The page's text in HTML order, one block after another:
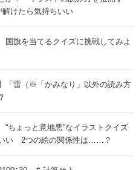
解けたら気持ちいい
旗を当てるクイズに挑戦してみよ
「雷（※「かみなり」以外の読み方
“ちょっと意地悪”なイラストクイズ
い 2つの絵の関係性は……？